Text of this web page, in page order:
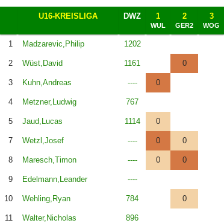
U16-KREISLIGA DWZ 1
WUL
2
GER2
3
WOG
1 Madzarevic,Philip 1202
2 Wüst,David 1161 0
3 Kuhn,Andreas ---- 0
4 Metzner,Ludwig 767
5 Jaud,Lucas 1114 0
7 Wetzl,Josef ---- 0 0
8 Maresch,Timon ---- 0 0
9 Edelmann,Leander ----
10 Wehling,Ryan 784 0
11 Walter,Nicholas 896